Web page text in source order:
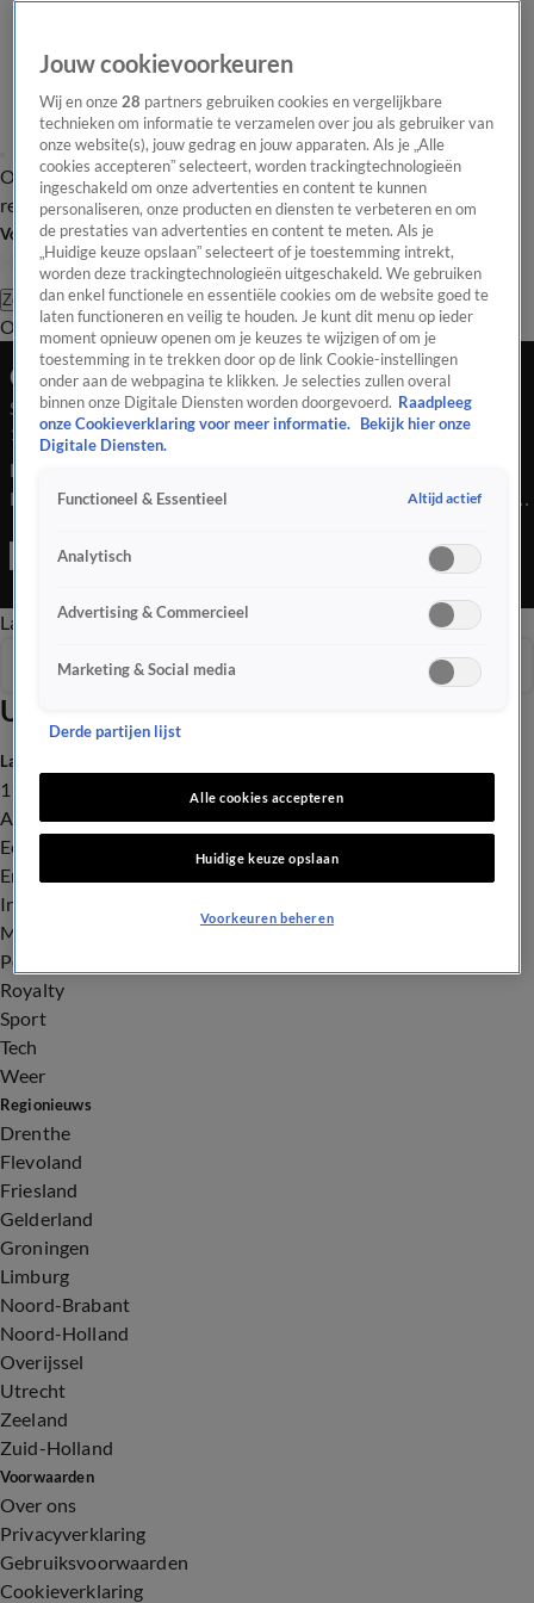
Overzicht Laatste nieuws Regionieuws Het beste van Hart
Tip de
redactie
Volg Hart van Nederland
Zoeken
OverzichtRegioUitzendingenWeerTip de redactiePanelVideo's
Ochtend Editie
Seizoen 2026, aflevering 1137
16 mrt, 07:00
Bekijk aflevering 1137 van Hart van Nederland - Ochtend
Editie uit seizoen 2026 hier. Deze aflevering is uitgezonden op
Editie is een Nieuws programma
Late EditieOchtend EditieVroege Editie
Uitzendingen
Seizoen 2026
Laatste nieuws
112
Advies & Tips
Economie
Entertainment
Infrastructuur
Milieu en Gezondheid
Politiek
Royalty
Sport
Tech
Weer
Regionieuws
Drenthe
Flevoland
Friesland
Gelderland
Groningen
Limburg
Noord-Brabant
Noord-Holland
Overijssel
Utrecht
Zeeland
Zuid-Holland
Voorwaarden
Over ons
Privacyverklaring
Gebruiksvoorwaarden
Cookieverklaring
Jouw cookievoorkeuren
Wij en onze28 partners gebruiken cookies en vergelijkbare
technieken om informatie te verzamelen over jou als gebruiker van
onze website(s), jouw gedrag en jouw apparaten. Als je „Alle
cookies accepteren” selecteert, worden trackingtechnologieën
ingeschakeld om onze advertenties en content te kunnen
personaliseren, onze producten en diensten te verbeteren en om
de prestaties van advertenties en content te meten. Als je
„Huidige keuze opslaan” selecteert of je toestemming intrekt,
worden deze trackingtechnologieën uitgeschakeld. We gebruiken
dan enkel functionele en essentiële cookies om de website goed te
laten functioneren en veilig te houden. Je kunt dit menu op ieder
moment opnieuw openen om je keuzes te wijzigen of om je
toestemming in te trekken door op de link Cookie-instellingen
onder aan de webpagina te klikken. Je selecties zullen overal
binnen onze Digitale Diensten worden doorgevoerd. Raadpleeg
onze Cookieverklaring voor meer informatie.
Bekijk hier onze
Digitale Diensten.
Functioneel & Essentieel Altijd actief
Analytisch
Advertising & Commercieel
Marketing & Social media
Derde partijen lijst
Alle cookies accepteren
Huidige keuze opslaan
Voorkeuren beheren